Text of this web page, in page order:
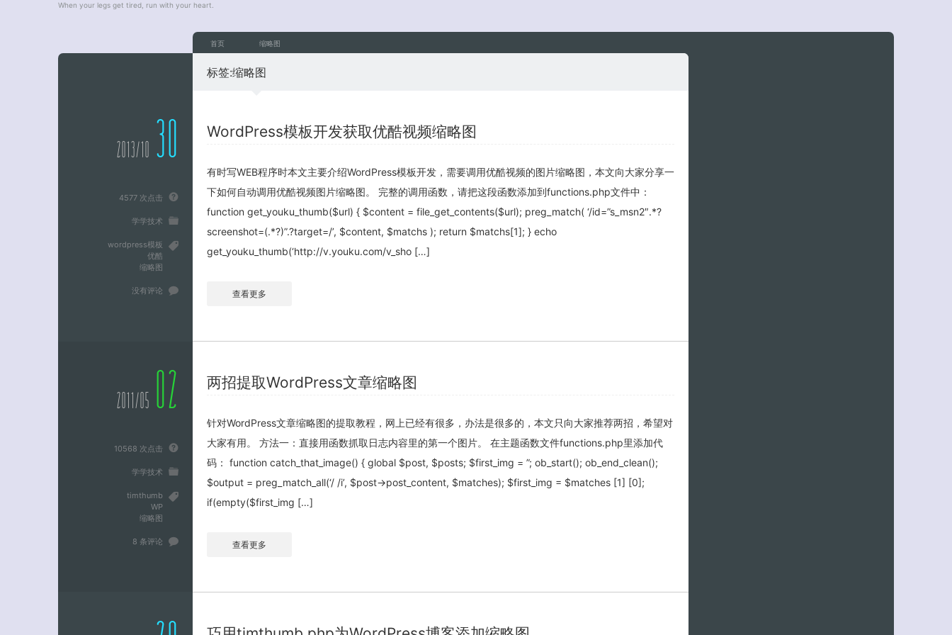
When your legs get tired, run with your heart.
首页 缩略图
标签:缩略图
WordPress模板开发获取优酷视频缩略图
有时写WEB程序时本文主要介绍WordPress模板开发，需要调用优酷视频的图片缩略图，本文向大家分享一
下如何自动调用优酷视频图片缩略图。 完整的调用函数，请把这段函数添加到functions.php文件中：
function get_youku_thumb($url) { $content = file_get_contents($url); preg_match( ‘/id=”s_msn2″.*?
screenshot=(.*?)”.?target=/’, $content, $matchs ); return $matchs[1]; } echo
get_youku_thumb(‘http://v.youku.com/v_sho […]
查看更多
2013/10 30
4577 次点击
学学技术
wordpress模板
优酷
缩略图
没有评论
两招提取WordPress文章缩略图
针对WordPress文章缩略图的提取教程，网上已经有很多，办法是很多的，本文只向大家推荐两招，希望对
大家有用。 方法一：直接用函数抓取日志内容里的第一个图片。 在主题函数文件functions.php里添加代
码： function catch_that_image() { global $post, $posts; $first_img = ”; ob_start(); ob_end_clean();
$output = preg_match_all(‘/ /i’, $post->post_content, $matches); $first_img = $matches [1] [0];
if(empty($first_img […]
查看更多
2011/05 02
10568 次点击
学学技术
timthumb
WP
缩略图
8 条评论
关闭弹窗